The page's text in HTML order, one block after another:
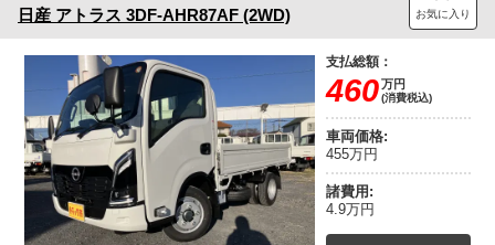
日産 アトラス 3DF-AHR87AF (2WD) お気に入り
支払総額：
460万円
(消費税込)
車両価格:
455万円
諸費用:
4.9万円